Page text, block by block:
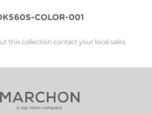
COLOR-001
this collection contact your local sales